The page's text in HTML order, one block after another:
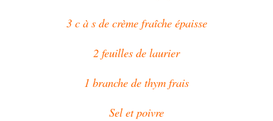
3 c à s de crème fraîche épaisse
2 feuilles de laurier
1 branche de thym frais
Sel et poivre